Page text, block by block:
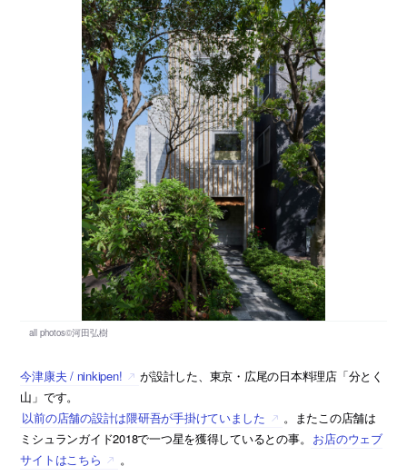
今津康夫 / ninkipen!
が設計した、東京・広尾の日本料理店「分とく
山」です。
以前の店舗の設計は隈研吾が手掛けていました
。またこの店舗は
ミシュランガイド2018で一つ星を獲得しているとの事。 お店のウェブ
サイトはこちら
。